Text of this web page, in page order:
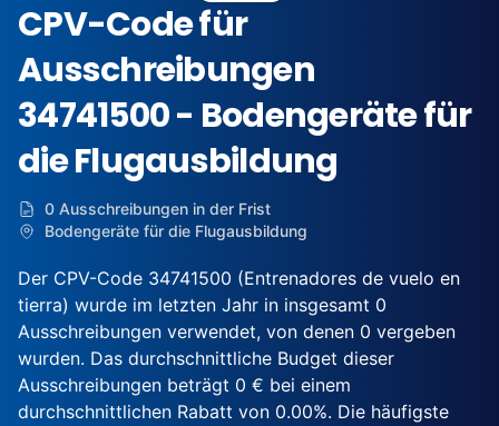
CPV-Code für
Ausschreibungen
34741500 - Bodengeräte für
die Flugausbildung
0 Ausschreibungen in der Frist
Bodengeräte für die Flugausbildung
Der CPV-Code 34741500 (Entrenadores de vuelo en
tierra) wurde im letzten Jahr in insgesamt 0
Ausschreibungen verwendet, von denen 0 vergeben
wurden. Das durchschnittliche Budget dieser
Ausschreibungen beträgt 0 € bei einem
durchschnittlichen Rabatt von 0.00%. Die häufigste